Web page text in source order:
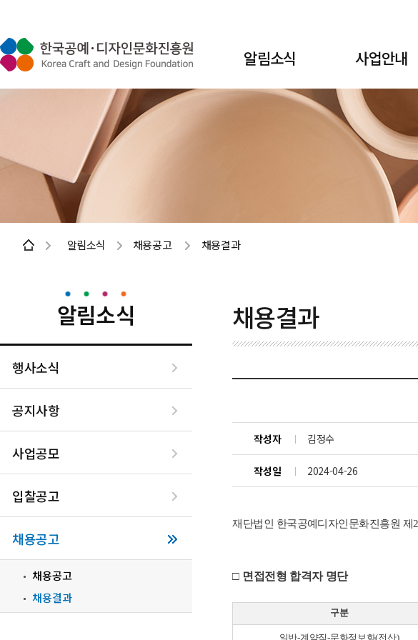
알림소식 사업안내
알림소식 채용공고 채용결과
알림소식
행사소식
공지사항
사업공모
입찰공고
채용공고
채용공고
채용결과
채용결과
작성자 김정수
작성일 2024-04-26
재단법인 한국공예디자인문화진흥원 제 2
□ 면접전형 합격자 명단
구분
일반-계약직-문화정보화(전산)